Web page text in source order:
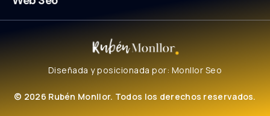
Diseñada y posicionada por: Monllor Seo
© 2026 Rubén Monllor. Todos los derechos reservados.